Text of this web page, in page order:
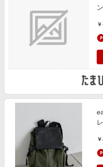
家電・PC・スマホ・カメラ
スポーツ・アウトドア・ゴルフ
旅行・レジャー・ホテル予約
金融・マネー・保険
デジタルコンテンツ
ビジネス・その他サービス
楽天ペイ導入ストア
楽天サービス特集
わくわく夏特集
50万ポイント山分けキャンペ
とことん買い物チャレンジ
Apple公式サイト×楽天カード
Samsung ボーナスキャンペー
週末の高還元 夏の長期版
￥
￥